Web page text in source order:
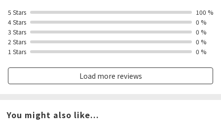
5 Stars
100 %
4 Stars
0 %
3 Stars
0 %
2 Stars
0 %
1 Stars
0 %
Load more reviews
You might also like...